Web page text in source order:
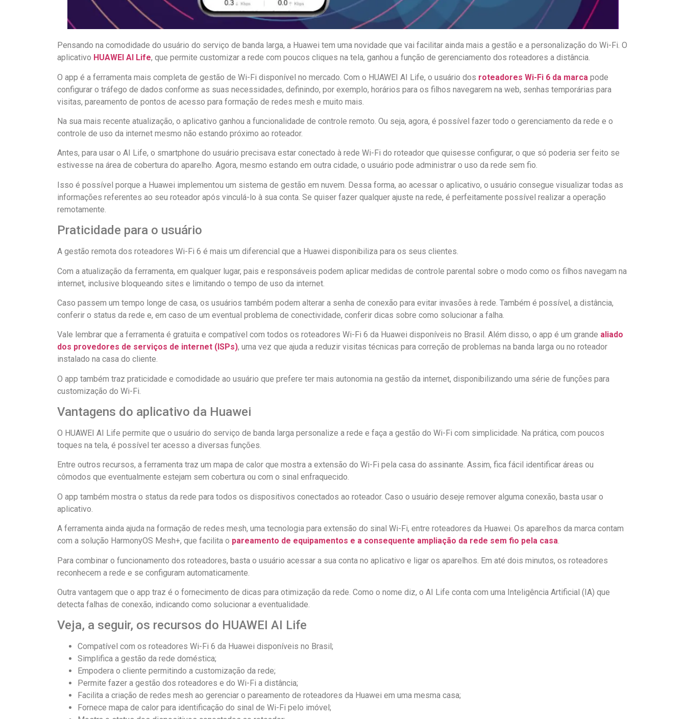
Pensando na comodidade do usuário do serviço de banda larga, a Huawei tem uma novidade que vai facilitar ainda mais a gestão e a personalização do Wi-Fi. O
aplicativo HUAWEI AI Life, que permite customizar a rede com poucos cliques na tela, ganhou a função de gerenciamento dos roteadores a distância.
O app é a ferramenta mais completa de gestão de Wi-Fi disponível no mercado. Com o HUAWEI AI Life, o usuário dos roteadores Wi-Fi 6 da marca pode
configurar o tráfego de dados conforme as suas necessidades, definindo, por exemplo, horários para os filhos navegarem na web, senhas temporárias para
visitas, pareamento de pontos de acesso para formação de redes mesh e muito mais.
Na sua mais recente atualização, o aplicativo ganhou a funcionalidade de controle remoto. Ou seja, agora, é possível fazer todo o gerenciamento da rede e o
controle de uso da internet mesmo não estando próximo ao roteador.
Antes, para usar o AI Life, o smartphone do usuário precisava estar conectado à rede Wi-Fi do roteador que quisesse configurar, o que só poderia ser feito se
estivesse na área de cobertura do aparelho. Agora, mesmo estando em outra cidade, o usuário pode administrar o uso da rede sem fio.
Isso é possível porque a Huawei implementou um sistema de gestão em nuvem. Dessa forma, ao acessar o aplicativo, o usuário consegue visualizar todas as
informações referentes ao seu roteador após vinculá-lo à sua conta. Se quiser fazer qualquer ajuste na rede, é perfeitamente possível realizar a operação
remotamente.
Praticidade para o usuário
A gestão remota dos roteadores Wi-Fi 6 é mais um diferencial que a Huawei disponibiliza para os seus clientes.
Com a atualização da ferramenta, em qualquer lugar, pais e responsáveis podem aplicar medidas de controle parental sobre o modo como os filhos navegam na
internet, inclusive bloqueando sites e limitando o tempo de uso da internet.
Caso passem um tempo longe de casa, os usuários também podem alterar a senha de conexão para evitar invasões à rede. Também é possível, a distância,
conferir o status da rede e, em caso de um eventual problema de conectividade, conferir dicas sobre como solucionar a falha.
Vale lembrar que a ferramenta é gratuita e compatível com todos os roteadores Wi-Fi 6 da Huawei disponíveis no Brasil. Além disso, o app é um grande aliado
dos provedores de serviços de internet (ISPs), uma vez que ajuda a reduzir visitas técnicas para correção de problemas na banda larga ou no roteador
instalado na casa do cliente.
O app também traz praticidade e comodidade ao usuário que prefere ter mais autonomia na gestão da internet, disponibilizando uma série de funções para
customização do Wi-Fi.
Vantagens do aplicativo da Huawei
O HUAWEI AI Life permite que o usuário do serviço de banda larga personalize a rede e faça a gestão do Wi-Fi com simplicidade. Na prática, com poucos
toques na tela, é possível ter acesso a diversas funções.
Entre outros recursos, a ferramenta traz um mapa de calor que mostra a extensão do Wi-Fi pela casa do assinante. Assim, fica fácil identificar áreas ou
cômodos que eventualmente estejam sem cobertura ou com o sinal enfraquecido.
O app também mostra o status da rede para todos os dispositivos conectados ao roteador. Caso o usuário deseje remover alguma conexão, basta usar o
aplicativo.
A ferramenta ainda ajuda na formação de redes mesh, uma tecnologia para extensão do sinal Wi-Fi, entre roteadores da Huawei. Os aparelhos da marca contam
com a solução HarmonyOS Mesh+, que facilita o pareamento de equipamentos e a consequente ampliação da rede sem fio pela casa.
Para combinar o funcionamento dos roteadores, basta o usuário acessar a sua conta no aplicativo e ligar os aparelhos. Em até dois minutos, os roteadores
reconhecem a rede e se configuram automaticamente.
Outra vantagem que o app traz é o fornecimento de dicas para otimização da rede. Como o nome diz, o AI Life conta com uma Inteligência Artificial (IA) que
detecta falhas de conexão, indicando como solucionar a eventualidade.
Veja, a seguir, os recursos do HUAWEI AI Life
Compatível com os roteadores Wi-Fi 6 da Huawei disponíveis no Brasil;
Simplifica a gestão da rede doméstica;
Empodera o cliente permitindo a customização da rede;
Permite fazer a gestão dos roteadores e do Wi-Fi a distância;
Facilita a criação de redes mesh ao gerenciar o pareamento de roteadores da Huawei em uma mesma casa;
Fornece mapa de calor para identificação do sinal de Wi-Fi pelo imóvel;